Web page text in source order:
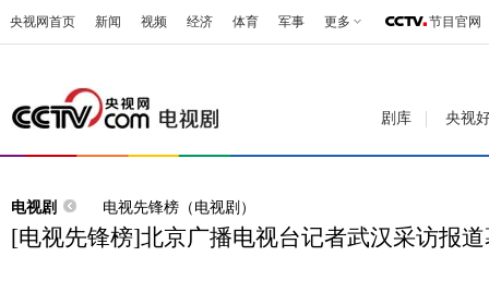
央视网首页 新闻 视频 经济 体育 军事 更多 节目官网
剧库 央视
电视剧 电视先锋榜（电视剧）
[电视先锋榜]北京广播电视台记者武汉采访报